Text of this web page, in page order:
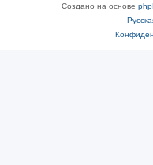
Создано на основе